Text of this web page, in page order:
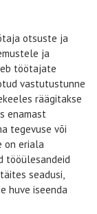
otsuste ja
ja
töötajate
vastutustunne
räägitakse
enamast
tegevuse või
on eriala
tööülesandeid
seadusi,
huve iseenda